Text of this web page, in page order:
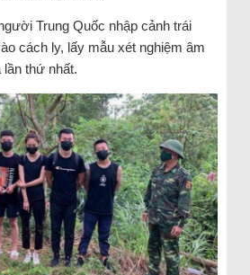
Trung Quốc nhập cảnh trái
cách ly, lấy mẫu xét nghiệm âm
thứ nhất.